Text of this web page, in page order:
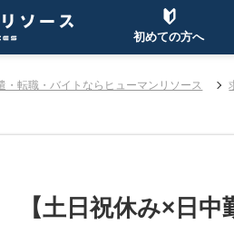
初めての方へ
・転職・バイトならヒューマンリソース
【土日祝休み×日